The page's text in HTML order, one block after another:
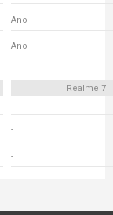
Ano
Ano
Realme 7
-
-
-